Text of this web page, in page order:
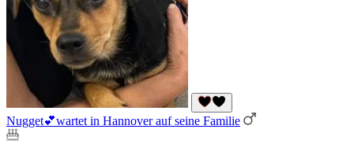
Nugget💕wartet in Hannover auf seine Familie